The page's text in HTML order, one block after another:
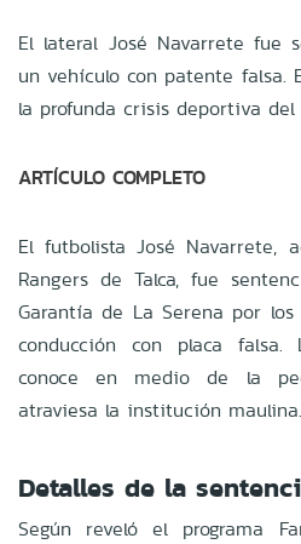
El lateral José Navarrete fue
un vehículo con patente falsa.
la profunda crisis deportiva del
ARTÍCULO COMPLETO
El futbolista José Navarrete,
Rangers de Talca, fue
Garantía de La Serena por
conducción con placa
conoce en medio de la
atraviesa la institución maulina.
Detalles de la
Según reveló el programa